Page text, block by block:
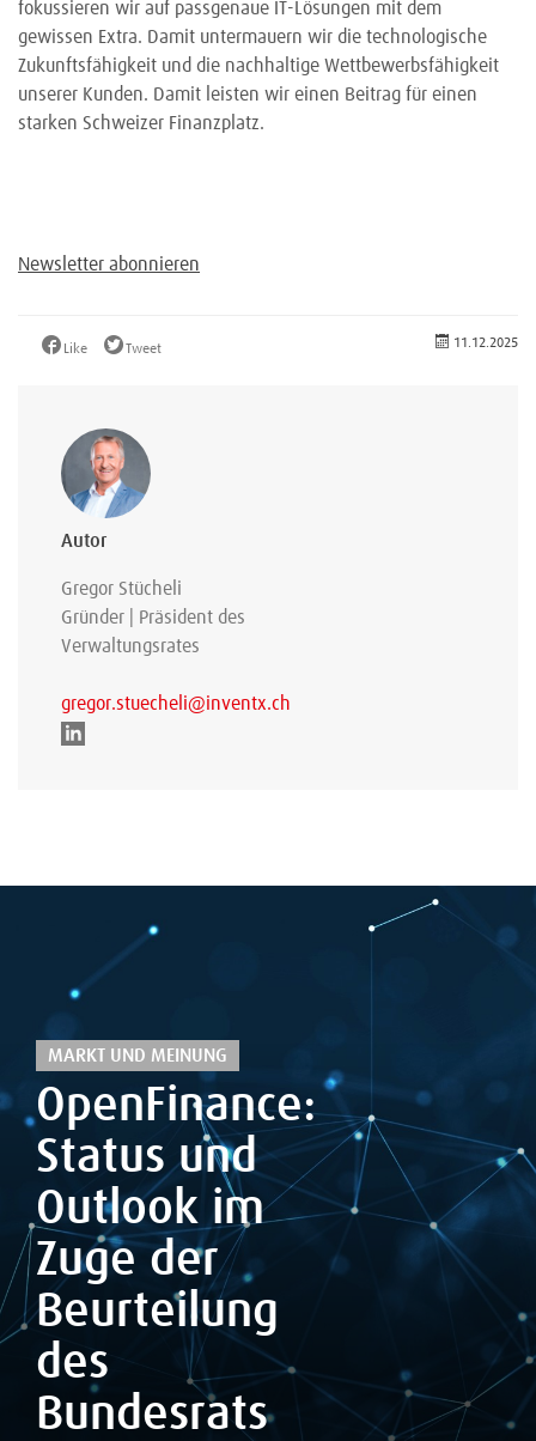
fokussieren wir auf passgenaue IT-Lösungen mit dem
gewissen Extra. Damit untermauern wir die technologische
Zukunftsfähigkeit und die nachhaltige Wettbewerbsfähigkeit
unserer Kunden. Damit leisten wir einen Beitrag für einen
starken Schweizer Finanzplatz.
Newsletter abonnieren
Like Tweet 11.12.2025
Autor
Gregor Stücheli
Gründer | Präsident des
Verwaltungsrates
gregor.stuecheli@inventx.ch
MARKT UND MEINUNG
OpenFinance:
Status und
Outlook im
Zuge der
Beurteilung
des
Bundesrats